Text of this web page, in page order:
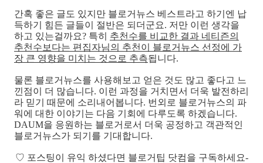
간혹 좋은 글도 있지만 블로거뉴스 베스트라고 하기엔 납
득하기 힘든 글들이 절반은 되더군요. 저만 이런 생각을
하고 있는걸까요? 특히 추천수를 비교한 결과 네티즌의
추천수보다는 편집자님의 추천이 블로거뉴스 선정에 가
장 큰 영향을 미치는 것으로 추측됩니다.
물론 블로거뉴스를 사용해보고 얻은 것도 많고 좋다고 느
낀점이 더 많습니다. 이런 과정을 거치면서 더욱 발전하리
라 믿기 때문에 소리내어봅니다. 번외로 블로거뉴스의 파
워에 대한 이야기는 다음 기회에 다루도록 하겠습니다.
DAUM을 응원하는 블로거로서 더욱 공정하고 객관적인
블로거뉴스가 되기를 기대합니다.
♡ 포스팅이 유익 하셨다면 블로거팁 닷컴을 구독하세요-